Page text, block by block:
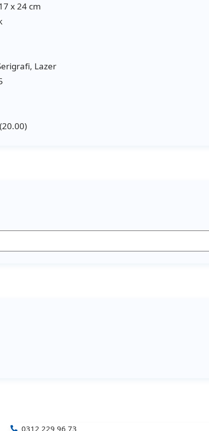
x 24 cm
Lazer
0312 229 96 73